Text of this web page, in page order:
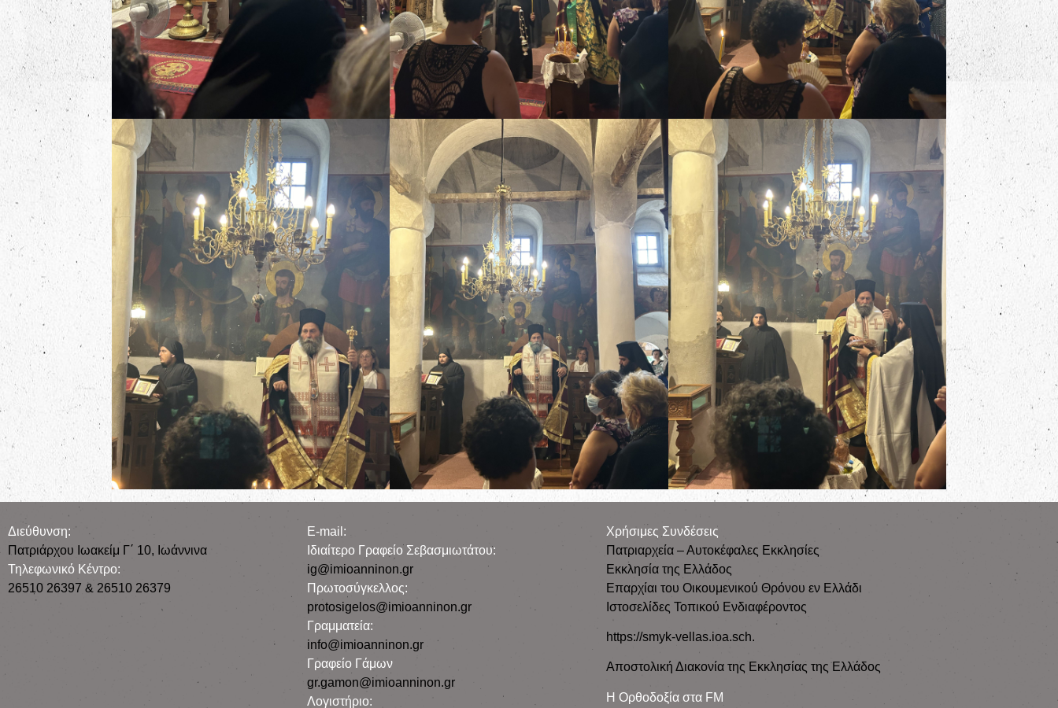
Διεύθυνση:
Πατριάρχου Ιωακείμ Γ΄ 10, Iωάννινα
Τηλεφωνικό Κέντρο:
26510 26397 & 26510 26379
E-mail:
Iδιαίτερο Γραφείο Σεβασμιωτάτου:
ig@imioanninon.gr
Πρωτοσύγκελλος:
protosigelos@imioanninon.gr
Γραμματεία:
info@imioanninon.gr
Γραφείο Γάμων
gr.gamon@imioanninon.gr
Λογιστήριο:
Χρήσιμες Συνδέσεις
Πατριαρχεία – Αυτοκέφαλες Εκκλησίες
Εκκλησία της Ελλάδος
Επαρχίαι του Οικουμενικού Θρόνου εν Ελλάδι
Ιστοσελίδες Τοπικού Ενδιαφέροντος
https://smyk-vellas.ioa.sch.
Αποστολική Διακονία της Εκκλησίας της Ελλάδος
Η Ορθοδοξία στα FM